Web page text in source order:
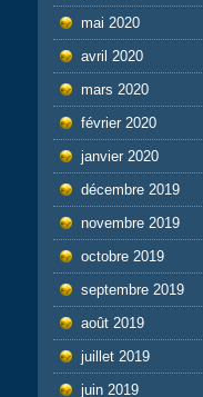
mai 2020
avril 2020
mars 2020
février 2020
janvier 2020
décembre 2019
novembre 2019
octobre 2019
septembre 2019
août 2019
juillet 2019
juin 2019